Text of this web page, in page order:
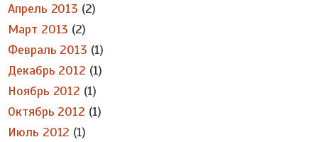
Апрель 2013 (2)
Март 2013 (2)
Февраль 2013 (1)
Декабрь 2012 (1)
Ноябрь 2012 (1)
Октябрь 2012 (1)
Июль 2012 (1)